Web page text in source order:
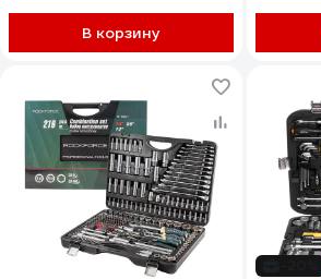
В корзину